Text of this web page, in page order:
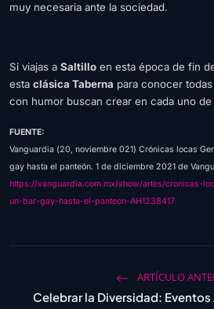
muy necesaria ante la sociedad.
Si viajas a Saltillo en esta época de fin
esta clásica Taberna para conocer
con humor buscan crear en cada uno
FUENTE:
Vanguardia (20, noviembre 021) Crónicas locas
gay hasta el panteón. 1 de diciembre 2021 de
https://vanguardia.com.mx/show/artes/cronicas-
un-bar-gay-hasta-el-panteon-AH1238417
ARTÍCULO
Celebrar la Diversidad: Eventos